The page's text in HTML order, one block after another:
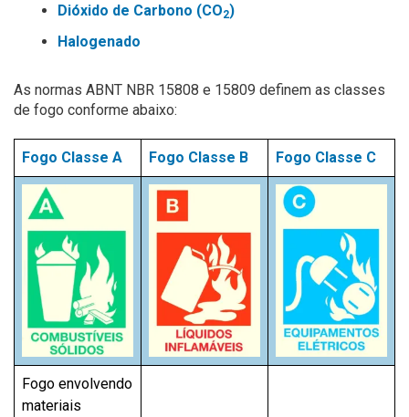
Dióxido de Carbono (CO2)
Halogenado
As normas ABNT NBR 15808 e 15809 definem as classes
de fogo conforme abaixo:
Fogo Classe A Fogo Classe B Fogo Classe C
Fogo envolvendo
materiais